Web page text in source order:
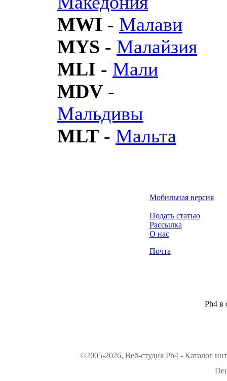
MWI - Малави
MYS - Малайзия
MLI - Мали
MDV -
Мальдивы
MLT - Мальта
Мобильная версия
Подать статью
Рассылка
О нас
Почта
Ph4 в
©2005-2026, Веб-студия Ph4 - Каталог